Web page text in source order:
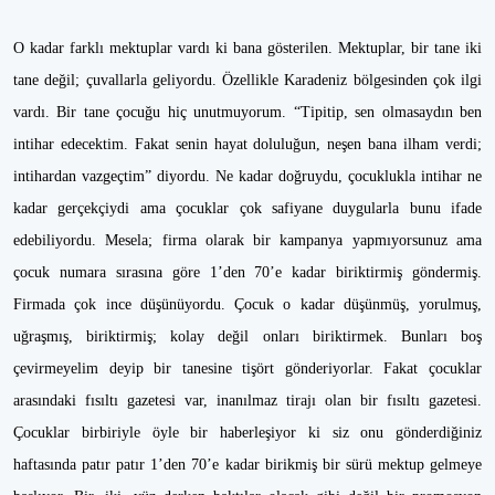
O kadar farklı mektuplar vardı ki bana gösterilen. Mektuplar, bir tane iki
tane değil; çuvallarla geliyordu. Özellikle Karadeniz bölgesinden çok ilgi
vardı. Bir tane çocuğu hiç unutmuyorum. “Tipitip, sen olmasaydın ben
intihar edecektim. Fakat senin hayat doluluğun, neşen bana ilham verdi;
intihardan vazgeçtim” diyordu. Ne kadar doğruydu, çocuklukla intihar ne
kadar gerçekçiydi ama çocuklar çok safiyane duygularla bunu ifade
edebiliyordu. Mesela; firma olarak bir kampanya yapmıyorsunuz ama
çocuk numara sırasına göre 1’den 70’e kadar biriktirmiş göndermiş.
Firmada çok ince düşünüyordu. Çocuk o kadar düşünmüş, yorulmuş,
uğraşmış, biriktirmiş; kolay değil onları biriktirmek. Bunları boş
çevirmeyelim deyip bir tanesine tişört gönderiyorlar. Fakat çocuklar
arasındaki fısıltı gazetesi var, inanılmaz tirajı olan bir fısıltı gazetesi.
Çocuklar birbiriyle öyle bir haberleşiyor ki siz onu gönderdiğiniz
haftasında patır patır 1’den 70’e kadar birikmiş bir sürü mektup gelmeye